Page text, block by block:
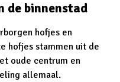
de binnenstad
hofjes en
hofjes stammen uit de
oude centrum en
allemaal.